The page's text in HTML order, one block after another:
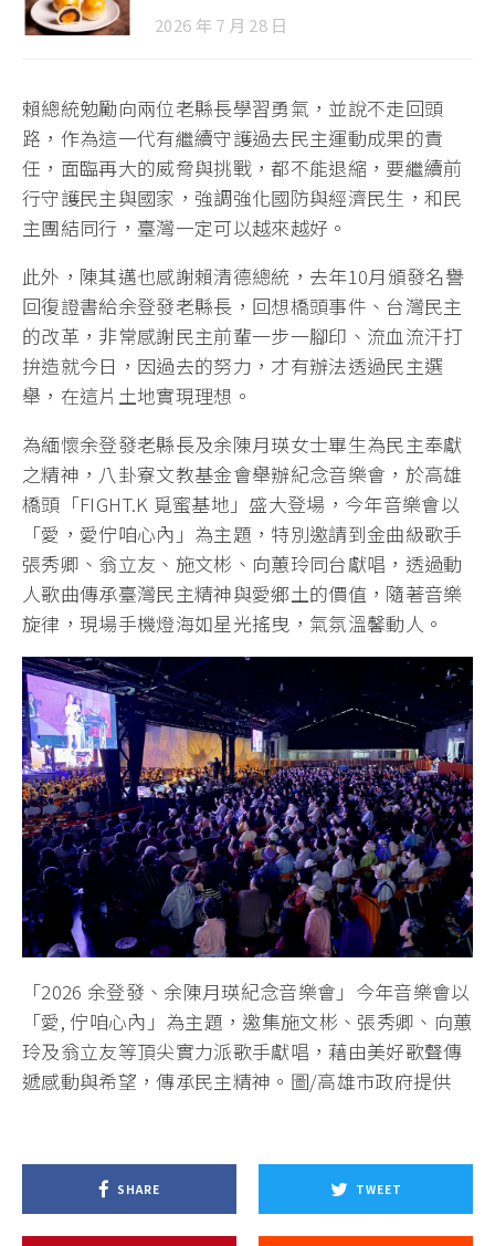
2026 年 7 月 28 日
賴總統勉勵向兩位老縣長學習勇氣，並說不走回頭
路，作為這一代有繼續守護過去民主運動成果的責
任，面臨再大的威脅與挑戰，都不能退縮，要繼續前
行守護民主與國家，強調強化國防與經濟民生，和民
主團結同行，臺灣一定可以越來越好。
此外，陳其邁也感謝賴清德總統，去年10月頒發名譽
回復證書給余登發老縣長，回想橋頭事件、台灣民主
的改革，非常感謝民主前輩一步一腳印、流血流汗打
拚造就今日，因過去的努力，才有辦法透過民主選
舉，在這片土地實現理想。
為緬懷余登發老縣長及余陳月瑛女士畢生為民主奉獻
之精神，八卦寮文教基金會舉辦紀念音樂會，於高雄
橋頭「FIGHT.K 覓蜜基地」盛大登場，今年音樂會以
「愛，愛佇咱心內」為主題，特別邀請到金曲級歌手
張秀卿、翁立友、施文彬、向蕙玲同台獻唱，透過動
人歌曲傳承臺灣民主精神與愛鄉土的價值，隨著音樂
旋律，現場手機燈海如星光搖曳，氣氛溫馨動人。
「2026 余登發、余陳月瑛紀念音樂會」今年音樂會以
「愛, 佇咱心內」為主題，邀集施文彬、張秀卿、向蕙
玲及翁立友等頂尖實力派歌手獻唱，藉由美好歌聲傳
遞感動與希望，傳承民主精神。圖/高雄市政府提供
SHARE TWEET